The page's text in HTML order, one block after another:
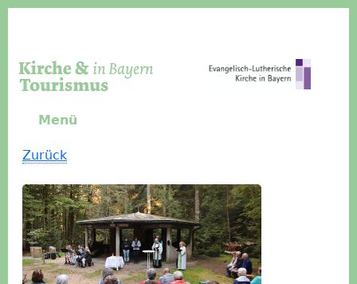
Menü
Zurück